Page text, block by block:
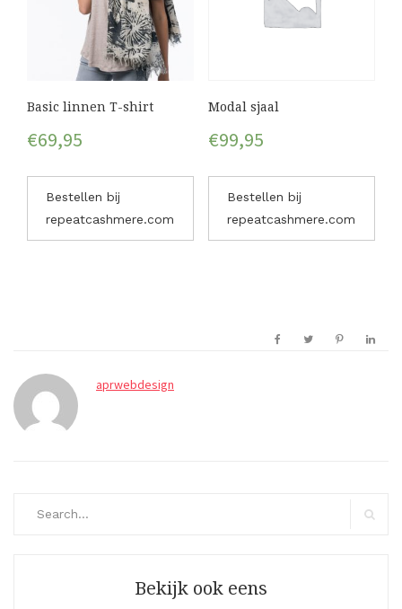
Basic linnen T-shirt
€69,95
Bestellen bij
repeatcashmere.com
Modal sjaal
€99,95
Bestellen bij
repeatcashmere.com
aprwebdesign
Bekijk ook eens